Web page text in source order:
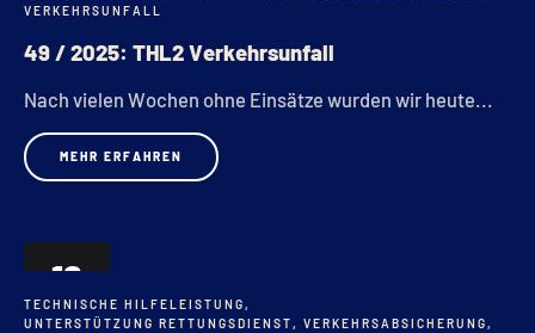
VERKEHRSUNFALL
49 / 2025: THL2 Verkehrsunfall
Nach vielen Wochen ohne Einsätze wurden wir heute...
MEHR ERFAHREN
16
OKT.
TECHNISCHE HILFELEISTUNG,
UNTERSTÜTZUNG RETTUNGSDIENST, VERKEHRSABSICHERUNG,